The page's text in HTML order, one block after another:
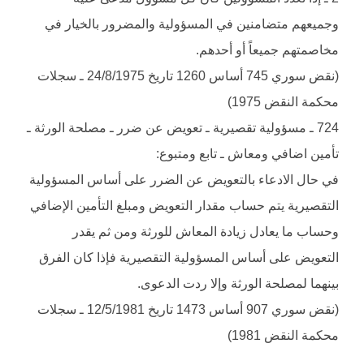
وجميعهم متضامنين في المسؤولية والمضرور بالخيار في
مخاصمتهم جميعاً أو أحدهم.
(نقض سوري 745 أساس 1260 تاريخ 24/8/1975 ـ سجلات
محكمة النقض 1975)
724 ـ مسؤولية تقصيرية ـ تعويض عن ضرر ـ مصلحة الورثة ـ
تأمين اضافي ومعاش ـ تابع ومتبوع:
في حال الادعاء بالتعويض عن الضرر على أساس المسؤولية
التقصيرية يتم حساب مقدار التعويض ومبلغ التأمين الإضافي
وحساب ما يعادل زيادة المعاش للورثة ومن ثم يقدر
التعويض على أساس المسؤولية التقصيرية فإذا كان الفرق
بينهما لمصلحة الورثة وإلا ردت الدعوى.
(نقض سوري 907 أساس 1473 تاريخ 12/5/1981 ـ سجلات
محكمة النقض 1981)